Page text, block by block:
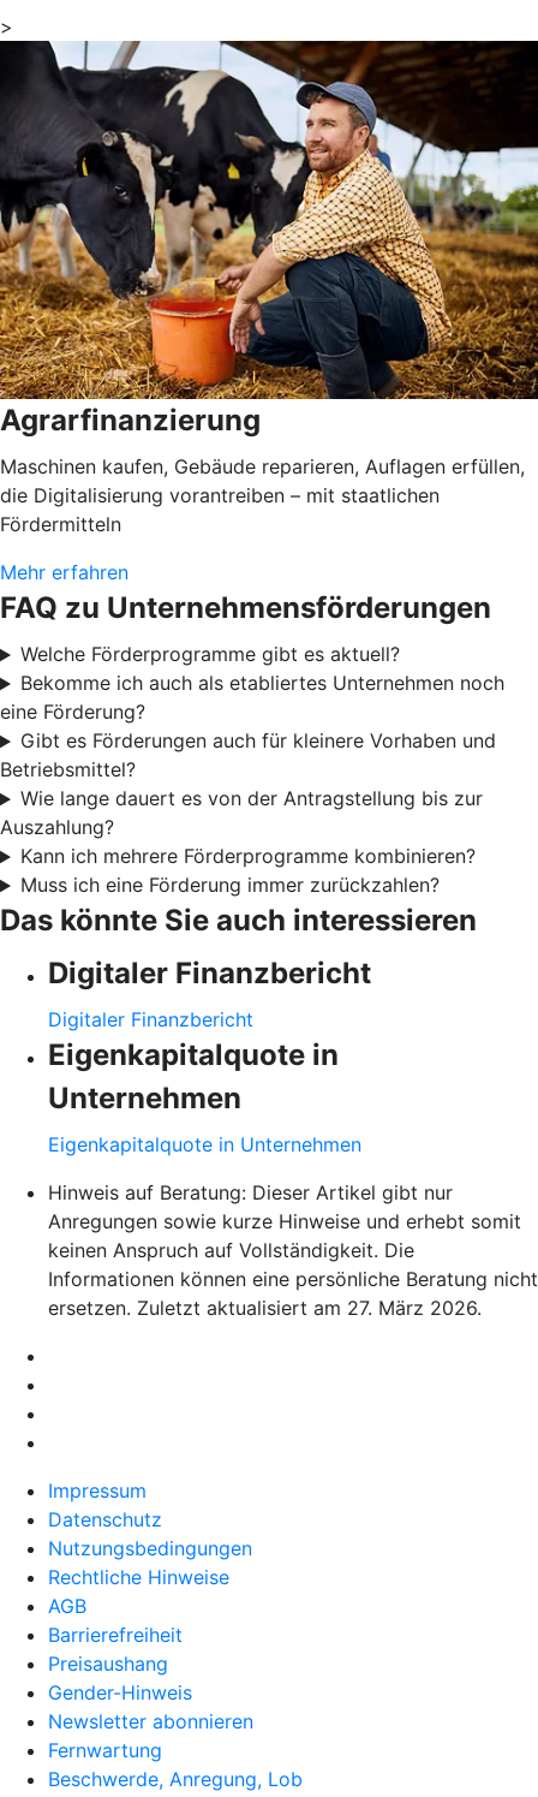
>
Agrarfinanzierung
Maschinen kaufen, Gebäude reparieren, Auflagen erfüllen,
die Digitalisierung vorantreiben – mit staatlichen
Fördermitteln
Mehr erfahren
FAQ zu Unternehmensförderungen
Welche Förderprogramme gibt es aktuell?
Bekomme ich auch als etabliertes Unternehmen noch
eine Förderung?
Gibt es Förderungen auch für kleinere Vorhaben und
Betriebsmittel?
Wie lange dauert es von der Antragstellung bis zur
Auszahlung?
Kann ich mehrere Förderprogramme kombinieren?
Muss ich eine Förderung immer zurückzahlen?
Das könnte Sie auch interessieren
Digitaler Finanzbericht
Digitaler Finanzbericht
Eigenkapitalquote in
Unternehmen
Eigenkapitalquote in Unternehmen
Hinweis auf Beratung: Dieser Artikel gibt nur
Anregungen sowie kurze Hinweise und erhebt somit
keinen Anspruch auf Vollständigkeit. Die
Informationen können eine persönliche Beratung nicht
ersetzen. Zuletzt aktualisiert am 27. März 2026.
Impressum
Datenschutz
Nutzungsbedingungen
Rechtliche Hinweise
AGB
Barrierefreiheit
Preisaushang
Gender-Hinweis
Newsletter abonnieren
Fernwartung
Beschwerde, Anregung, Lob